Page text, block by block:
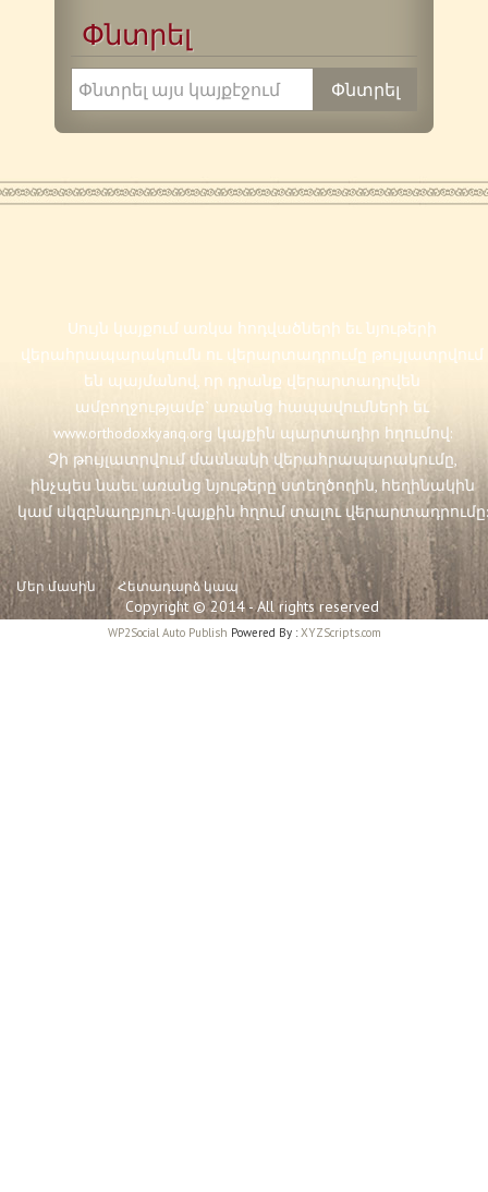
Փնտրել
Սույն կայքում առկա հոդվածների եւ նյութերի
վերահրապարակումն ու վերարտադրումը թույլատրվում
են պայմանով, որ դրանք վերարտադրվեն
ամբողջությամբ` առանց հապավումների եւ
www.orthodoxkyanq.org կայքին պարտադիր հղումով:
Չի թույլատրվում մասնակի վերահրապարակումը,
ինչպես նաեւ առանց նյութերը ստեղծողին, հեղինակին
կամ սկզբնաղբյուր-կայքին հղում տալու վերարտադրումը:
Մեր մասին Հետադարձ կապ
Copyright © 2014 - All rights reserved
WP2Social Auto Publish Powered By :XYZScripts.com